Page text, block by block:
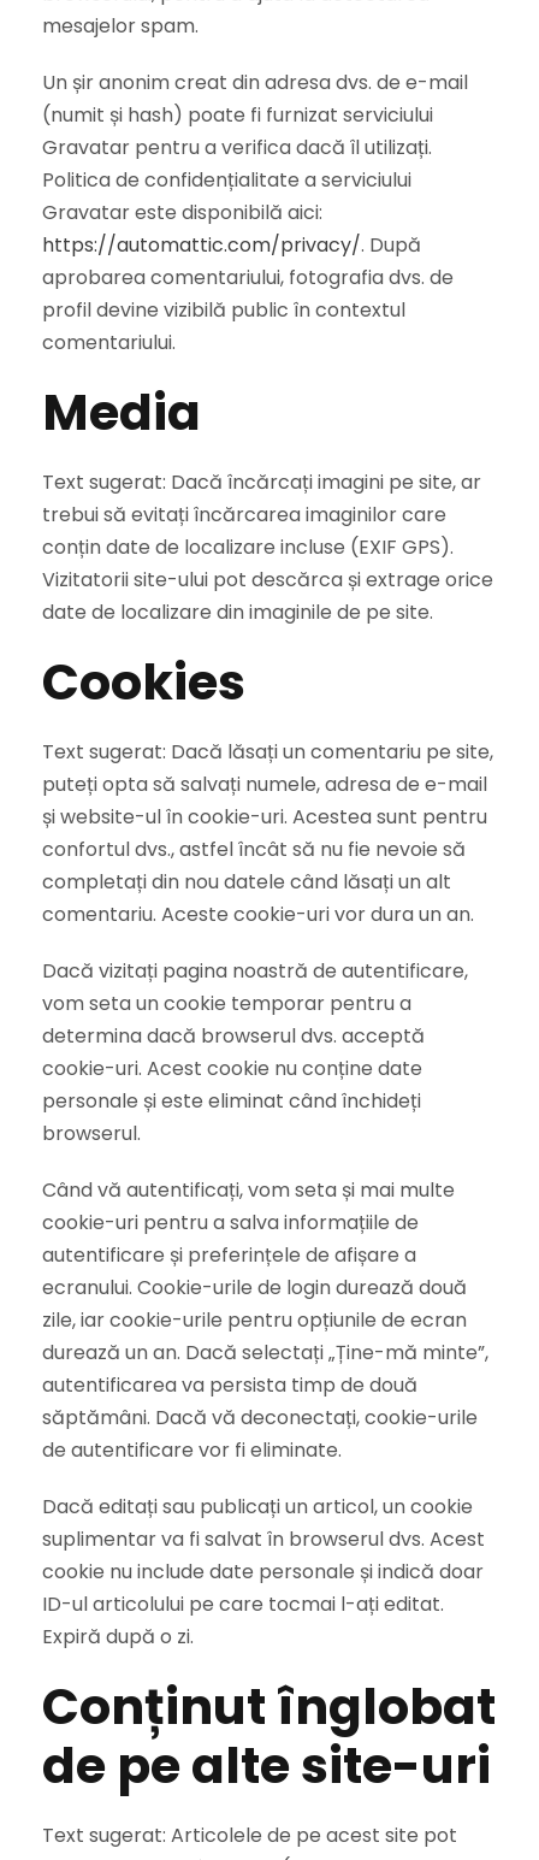
mesajelor spam.
Un șir anonim creat din adresa dvs. de e-mail
(numit și hash) poate fi furnizat serviciului
Gravatar pentru a verifica dacă îl utilizați.
Politica de confidențialitate a serviciului
Gravatar este disponibilă aici:
https://automattic.com/privacy/. După
aprobarea comentariului, fotografia dvs. de
profil devine vizibilă public în contextul
comentariului.
Media
Text sugerat: Dacă încărcați imagini pe site, ar
trebui să evitați încărcarea imaginilor care
conțin date de localizare incluse (EXIF GPS).
Vizitatorii site-ului pot descărca și extrage orice
date de localizare din imaginile de pe site.
Cookies
Text sugerat: Dacă lăsați un comentariu pe site,
puteți opta să salvați numele, adresa de e-mail
și website-ul în cookie-uri. Acestea sunt pentru
confortul dvs., astfel încât să nu fie nevoie să
completați din nou datele când lăsați un alt
comentariu. Aceste cookie-uri vor dura un an.
Dacă vizitați pagina noastră de autentificare,
vom seta un cookie temporar pentru a
determina dacă browserul dvs. acceptă
cookie-uri. Acest cookie nu conține date
personale și este eliminat când închideți
browserul.
Când vă autentificați, vom seta și mai multe
cookie-uri pentru a salva informațiile de
autentificare și preferințele de afișare a
ecranului. Cookie-urile de login durează două
zile, iar cookie-urile pentru opțiunile de ecran
durează un an. Dacă selectați „Ține-mă minte”,
autentificarea va persista timp de două
săptămâni. Dacă vă deconectați, cookie-urile
de autentificare vor fi eliminate.
Dacă editați sau publicați un articol, un cookie
suplimentar va fi salvat în browserul dvs. Acest
cookie nu include date personale și indică doar
ID-ul articolului pe care tocmai l-ați editat.
Expiră după o zi.
Conținut înglobat
de pe alte site-uri
Text sugerat: Articolele de pe acest site pot